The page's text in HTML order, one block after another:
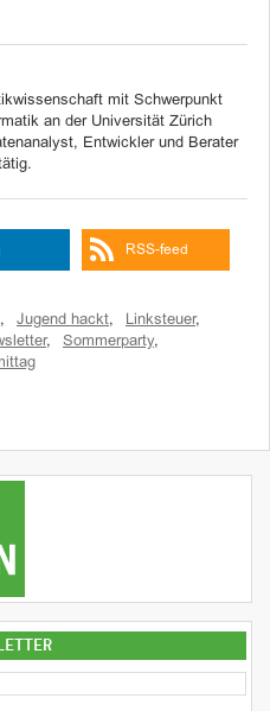
mit Schwerpunkt
an der Universität Zürich
Entwickler und Berater
RSS-feed
, Jugend hackt, Linksteuer,
, Sommerparty,